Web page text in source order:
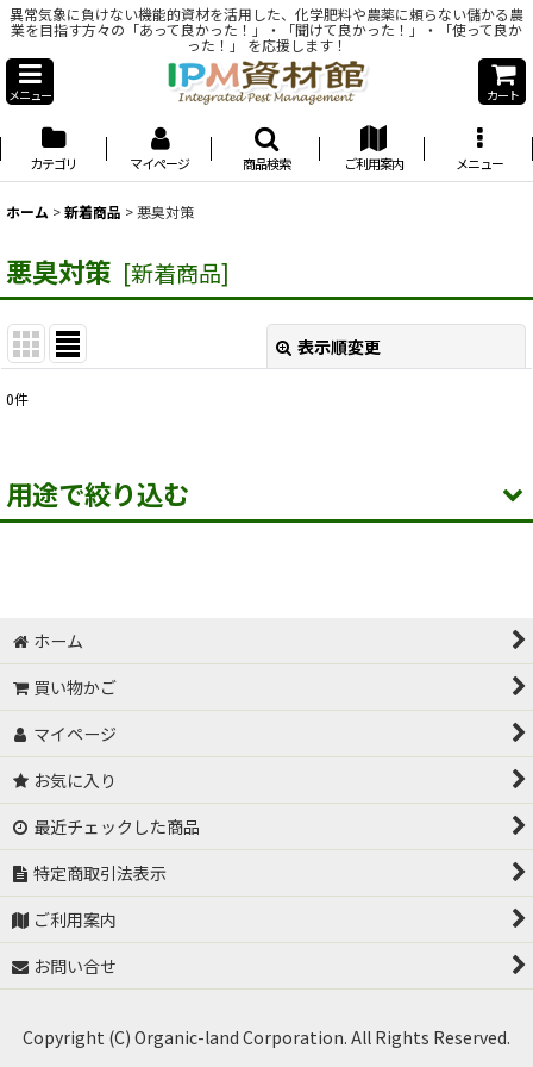
異常気象に負けない機能的資材を活用した、化学肥料や農薬に頼らない儲かる農
業を目指す方々の「あって良かった！」・「聞けて良かった！」・「使って良か
った！」 を応援します！
メニュー カート
カテゴリ マイページ 商品検索 ご利用案内 メニュー
ホーム >新着商品 >悪臭対策
悪臭対策 [新着商品]
表示順変更
並び順:
0件
用途で絞り込む
サカタのタネ 高機能液肥
バイオスティミュラント系資材
土づくり
有機物分解・堆肥化促進
パワー菌液用原料
光合成細菌
塩類集積改善
土壌連作障害対策
センチュウ対策
ホーム
買い物かご
マイページ
お気に入り
最近チェックした商品
特定商取引法表示
ご利用案内
お問い合せ
Copyright (C) Organic-land Corporation. All Rights Reserved.